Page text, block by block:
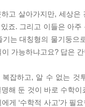
고 살아가지만, 세상
죠. 그리고 이들은 아
는 대칭형의 물기둥
가능하냐고요? 답은
잡하고, 알 수 없는 것
명해 둔 것이 바로 수학
게 ‘수학적 사고’가 필